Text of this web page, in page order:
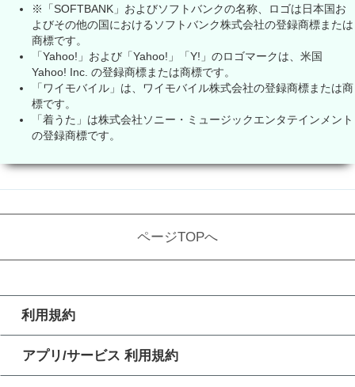
※「SOFTBANK」およびソフトバンクの名称、ロゴは日本国お
よびその他の国におけるソフトバンク株式会社の登録商標または
商標です。
「Yahoo!」および「Yahoo!」「Y!」のロゴマークは、米国
Yahoo! Inc. の登録商標または商標です。
「ワイモバイル」は、ワイモバイル株式会社の登録商標または商
標です。
「着うた」は株式会社ソニー・ミュージックエンタテインメント
の登録商標です。
ページTOPへ
利用規約
アプリ/サービス 利用規約